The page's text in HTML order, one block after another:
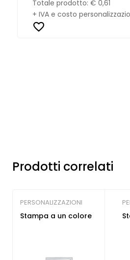
Totale prodotto: € 0,61
+ IVA e costo
Prodotti correlati
PERSONALIZZAZIONI
Stampa a un colore